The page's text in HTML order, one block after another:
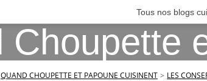
Tous nos blogs
QUAND CHOUPETTE ET PAPOUNE CUISINENT > LES